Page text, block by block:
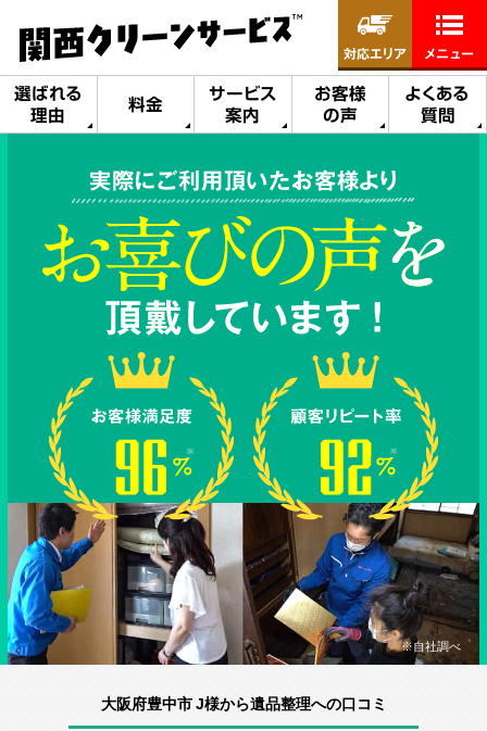
選ばれる
理由
料金
サービス
案内
お客様
の声
よくある
質問
対応エリア メニュー
実際にご利用頂いたお客様より
※自社調べ
大阪府豊中市 J様から遺品整理への口コミ